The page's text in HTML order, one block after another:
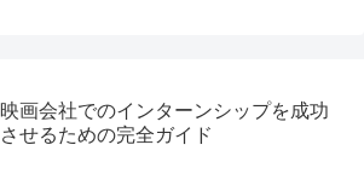
映画会社でのインターンシップを成功
させるための完全ガイド